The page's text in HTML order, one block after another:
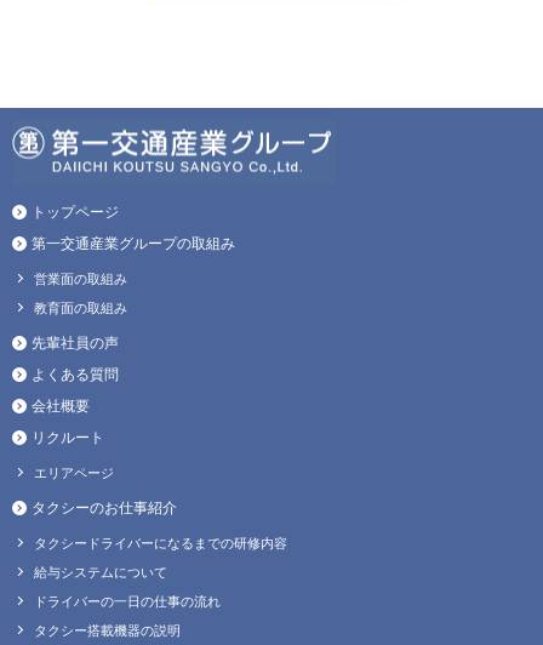
トップページ
第一交通産業グループの取組み
営業面の取組み
教育面の取組み
先輩社員の声
よくある質問
会社概要
リクルート
エリアページ
タクシーのお仕事紹介
タクシードライバーになるまでの研修内容
給与システムについて
ドライバーの一日の仕事の流れ
タクシー搭載機器の説明